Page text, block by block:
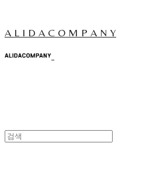
A L I D A C O M P A N Y